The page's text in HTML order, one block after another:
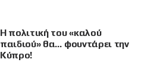
Η πολιτική του «καλού
παιδιού» θα… φουντάρει την
Κύπρο!